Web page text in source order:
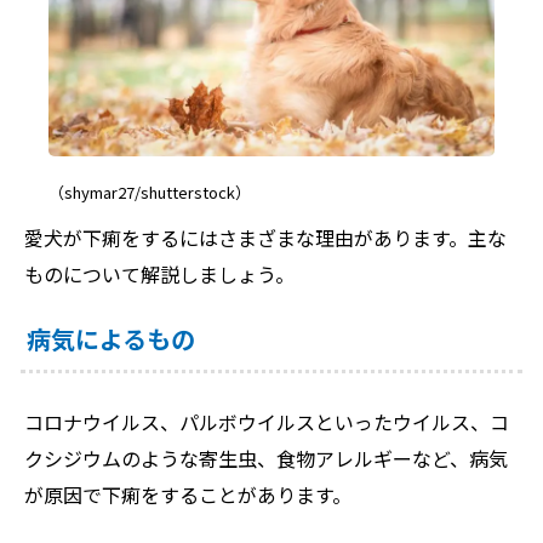
（shymar27/shutterstock）
愛犬が下痢をするにはさまざまな理由があります。主な
ものについて解説しましょう。
病気によるもの
コロナウイルス、パルボウイルスといったウイルス、コ
クシジウムのような寄生虫、食物アレルギーなど、病気
が原因で下痢をすることがあります。